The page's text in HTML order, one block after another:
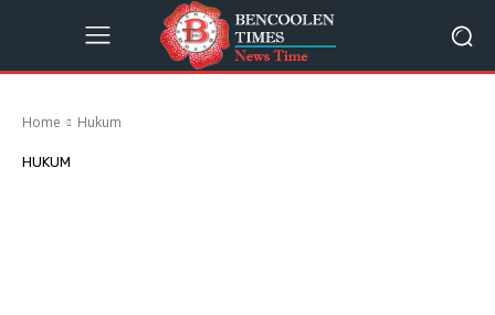
Home Hukum
HUKUM